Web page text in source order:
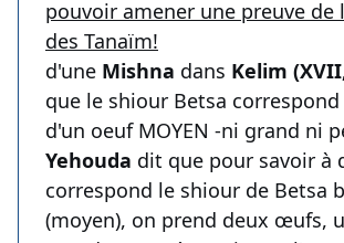
pouvoir amener une preuve de
des Tanaïm!
d'une Mishna dans Kelim
que le shiour Betsa
d'un oeuf MOYEN -ni grand ni
Yehouda dit que pour savoir à
correspond le shiour de Betsa
(moyen), on prend deux œufs,